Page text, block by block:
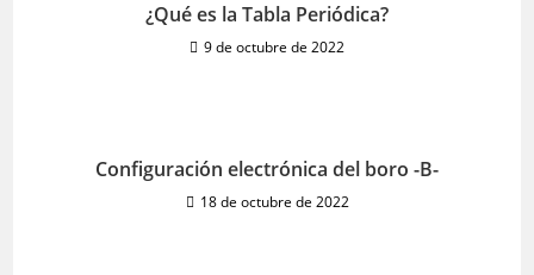
¿Qué es la Tabla Periódica?
9 de octubre de 2022
Configuración electrónica del boro -B-
18 de octubre de 2022